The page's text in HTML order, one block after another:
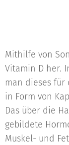
Mithilfe von
Vitamin D her.
man dieses für
in Form von
Das über die
gebildete
Muskel- und